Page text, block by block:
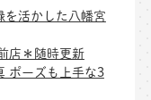
活かした八幡宮
店＊随時更新
ポーズも上手な3